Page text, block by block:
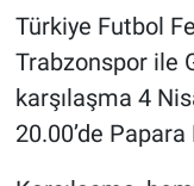
Türkiye Futbol
Trabzonspor ile
karşılaşma 4
20.00’de